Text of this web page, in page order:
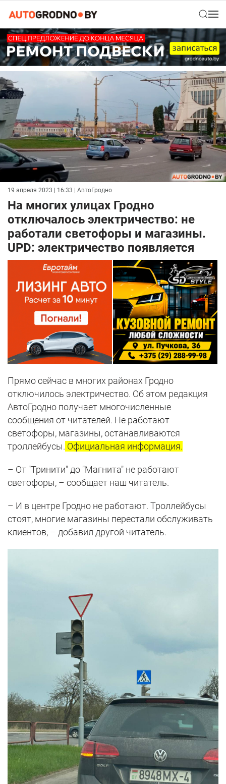
19 апреля 2023 | 16:33 | АвтоГродно
На многих улицах Гродно
отключалось электричество: не
работали светофоры и магазины.
UPD: электричество появляется
Прямо сейчас в многих районах Гродно
отключилось электричество. Об этом редакция
АвтоГродно получает многочисленные
сообщения от читателей. Не работают
светофоры, магазины, останавливаются
троллейбусы. Официальная информация.
– От "Тринити" до "Магнита" не работают
светофоры, – сообщает наш читатель.
– И в центре Гродно не работают. Троллейбусы
стоят, многие магазины перестали обслуживать
клиентов, – добавил другой читатель.